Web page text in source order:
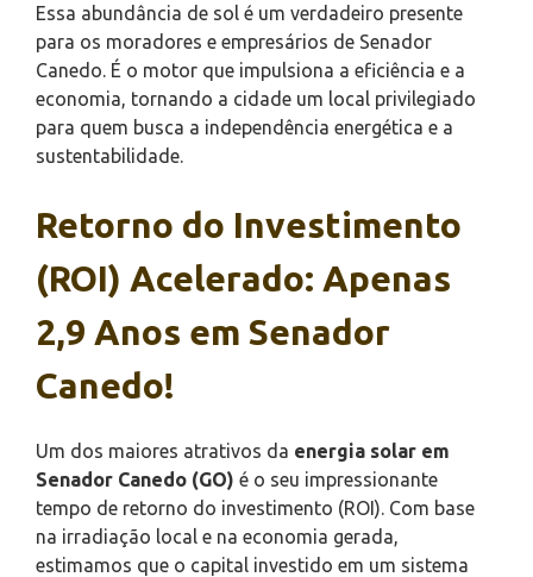
Essa abundância de sol é um verdadeiro presente
para os moradores e empresários de Senador
Canedo. É o motor que impulsiona a eficiência e a
economia, tornando a cidade um local privilegiado
para quem busca a independência energética e a
sustentabilidade.
Retorno do Investimento
(ROI) Acelerado: Apenas
2,9 Anos em Senador
Canedo!
Um dos maiores atrativos da energia solar em
Senador Canedo (GO) é o seu impressionante
tempo de retorno do investimento (ROI). Com base
na irradiação local e na economia gerada,
estimamos que o capital investido em um sistema